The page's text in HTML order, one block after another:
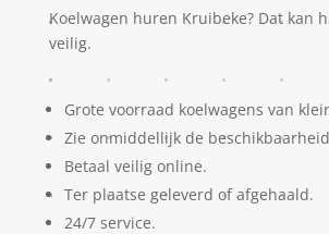
Koelwagen huren Kruibeke? Dat kan
veilig.
Grote voorraad koelwagens van
Zie onmiddellijk de
Betaal veilig online.
Ter plaatse geleverd of afgehaald.
24/7 service.